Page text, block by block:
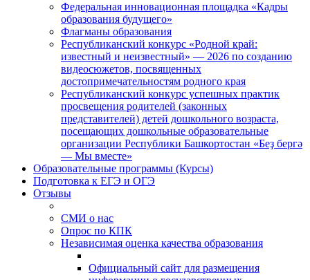
Федеральная инновационная площадка «Кадры
образования будущего»
Флагманы образования
Республиканский конкурс «Родной край:
известный и неизвестный» — 2026 по созданию
видеосюжетов, посвященных
достопримечательностям родного края
Республиканский конкурс успешных практик
просвещения родителей (законных
представителей) детей дошкольного возраста,
посещающих дошкольные образовательные
организации Республики Башкортостан «Беҙ бергә
— Мы вместе»
Образовательные программы (Курсы)
Подготовка к ЕГЭ и ОГЭ
Отзывы
СМИ о нас
Опрос по КПК
Независимая оценка качества образования
Официальный сайт для размещения